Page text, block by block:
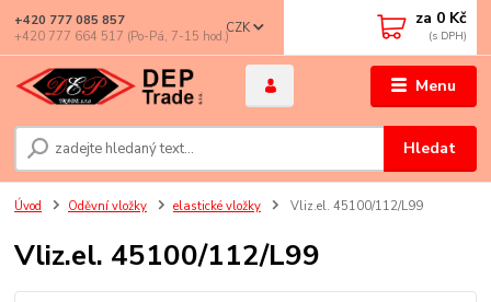
Menu
CZK
Hledat
+420 777 085 857
+420 777 664 517 (Po-Pá, 7-15 hod.)
za 0 Kč
Úvod Oděvní vložky elastické vložky Vliz.el. 45100/112/L99
Vliz.el. 45100/112/L99